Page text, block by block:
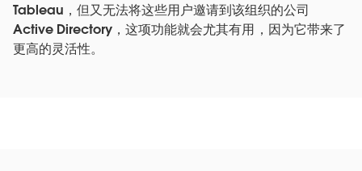
Tableau，但又无法将这些用户邀请到该组织的公司
Active Directory，这项功能就会尤其有用，因为它带来了
更高的灵活性。